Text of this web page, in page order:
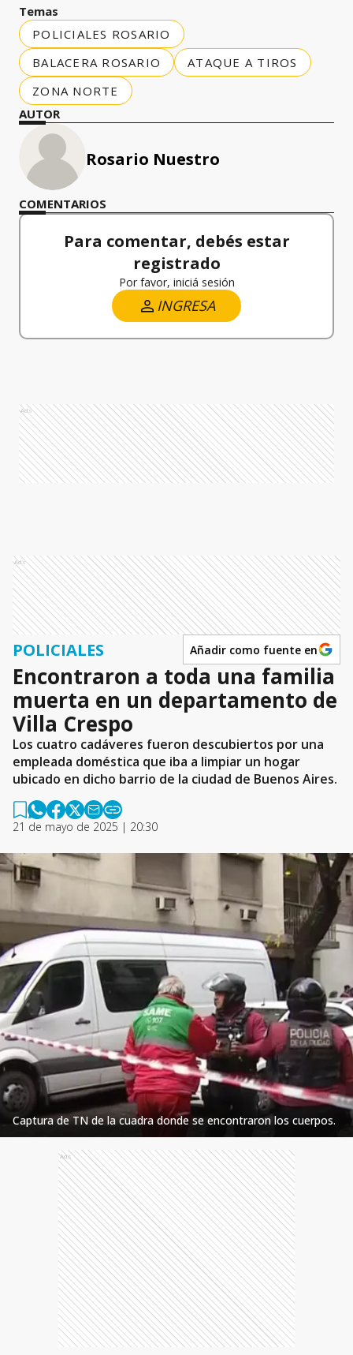
Temas
POLICIALES ROSARIO
BALACERA ROSARIO
ATAQUE A TIROS
ZONA NORTE
AUTOR
Rosario Nuestro
COMENTARIOS
Para comentar, debés estar
registrado
Por favor, iniciá sesión
INGRESA
Ads
Ads
POLICIALES Añadir como fuente en
Encontraron a toda una familia
muerta en un departamento de
Villa Crespo
Los cuatro cadáveres fueron descubiertos por una
empleada doméstica que iba a limpiar un hogar
ubicado en dicho barrio de la ciudad de Buenos Aires.
21 de mayo de 2025 | 20:30
Captura de TN de la cuadra donde se encontraron los cuerpos.
Ads